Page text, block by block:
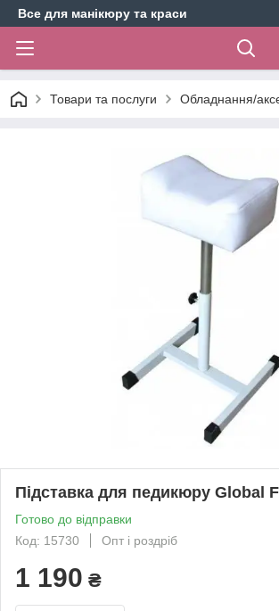
Все для манікюру та краси
Товари та послуги Обладнання/
Підставка для педикюру Global
Готово до відправки
Код: 15730
Опт і роздріб
1 190 ₴